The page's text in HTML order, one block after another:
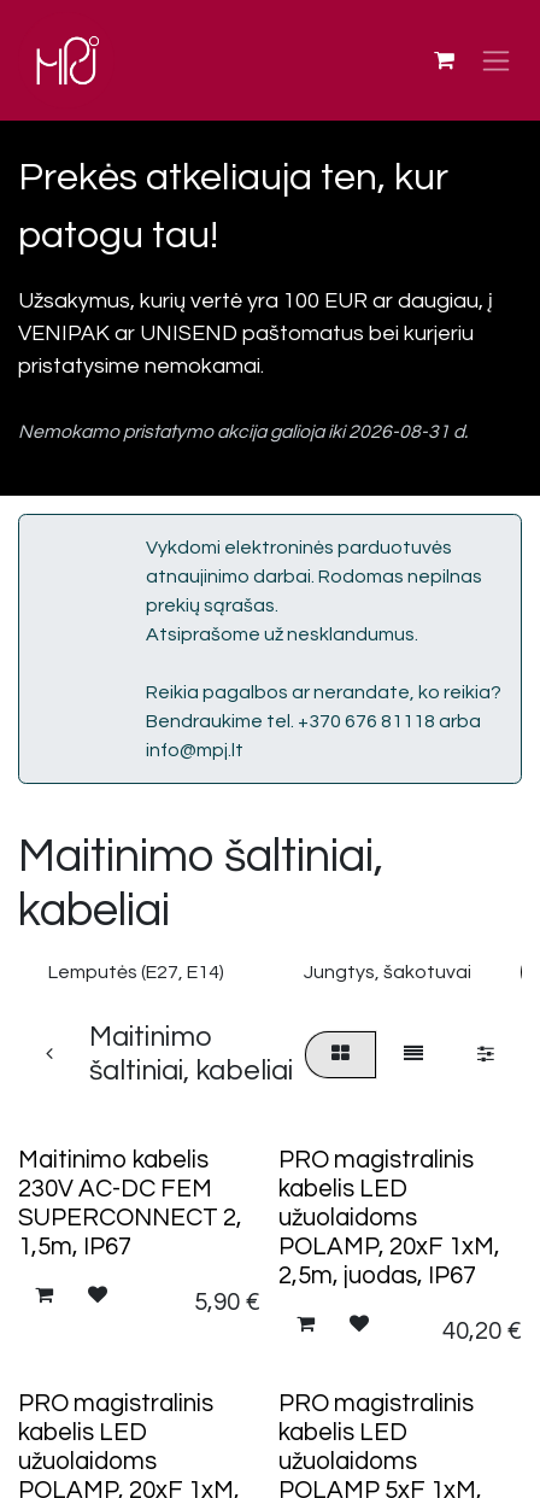
Prekės atkeliauja ten, kur
patogu tau!
Užsakymus, kurių vertė yra 100 EUR ar daugiau, į
VENIPAK ar UNISEND paštomatus bei kurjeriu
pristatysime nemokamai.
Nemokamo pristatymo akcija galioja iki 2026-08-31 d.
Vykdomi elektroninės parduotuvės
atnaujinimo darbai. Rodomas nepilnas
prekių sąrašas.
Atsiprašome už nesklandumus.
Reikia pagalbos ar nerandate, ko reikia?
Bendraukime tel. +370 676 81118 arba
info@mpj.lt
Maitinimo šaltiniai,
kabeliai
Lemputės (E27, E14) Jungtys, šakotuvai
Maitinimo
šaltiniai, kabeliai
Maitinimo kabelis
230V AC-DC FEM
SUPERCONNECT 2,
1,5m, IP67
5,90 €
PRO magistralinis
kabelis LED
užuolaidoms
POLAMP, 20xF 1xM,
2,5m, juodas, IP67
40,20€
PRO magistralinis
kabelis LED
užuolaidoms
POLAMP, 20xF 1xM,
PRO magistralinis
kabelis LED
užuolaidoms
POLAMP 5xF 1xM,